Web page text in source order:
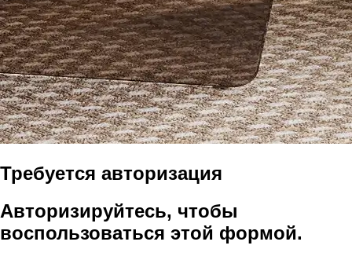
Требуется авторизация
Авторизируйтесь, чтобы
воспользоваться этой формой.